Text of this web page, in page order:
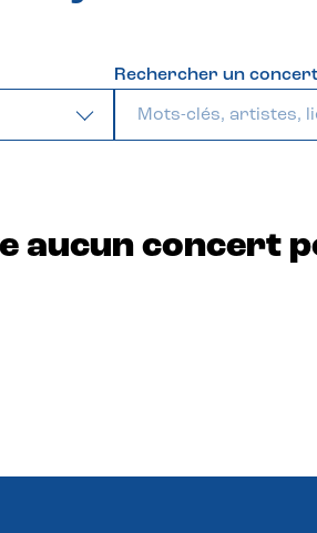
Rechercher un concert
aucun concert